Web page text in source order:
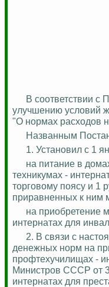
В соответствии
улучшению условий
"О нормах расходов
Названным
1. Установил с 1
на питание в
техникумах -
торговому поясу и 1
приравненных к ним
на приобретение
интернатах для
2. В связи с
денежных норм на
профтехучилищах -
Министров СССР от
интернатах для